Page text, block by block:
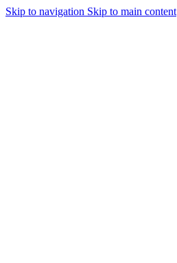
Skip to navigation Skip to main content